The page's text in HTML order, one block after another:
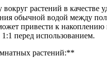
растений в качестве
обычной водой между
привести к
перед использованием.
растений:**